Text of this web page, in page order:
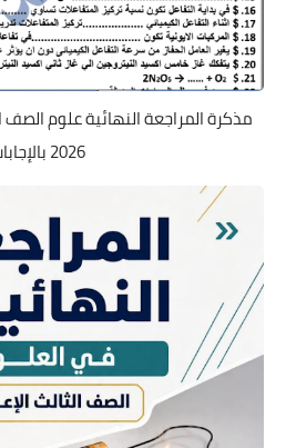
مذكرة المراجعة النهائية علوم الصف
2026 بالإجابات